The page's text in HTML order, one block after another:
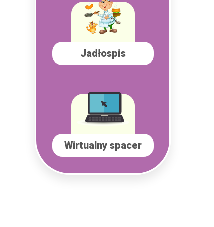
Jadłospis
Wirtualny spacer